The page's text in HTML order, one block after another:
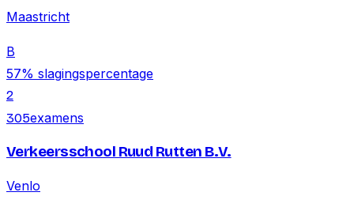
Maastricht
B
57% slagingspercentage
2
305examens
Verkeersschool Ruud Rutten B.V.
Venlo